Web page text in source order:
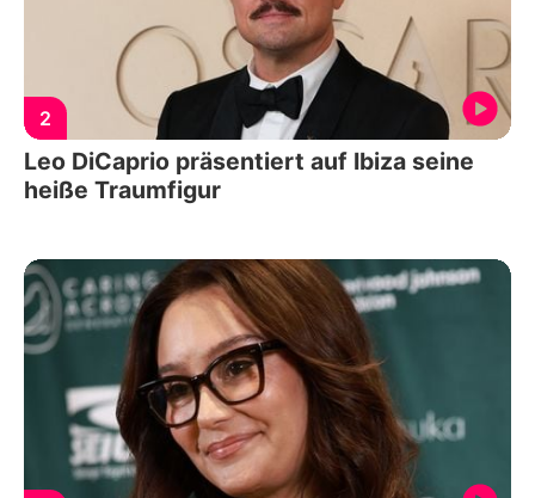
2
Leo DiCaprio präsentiert auf Ibiza seine
heiße Traumfigur